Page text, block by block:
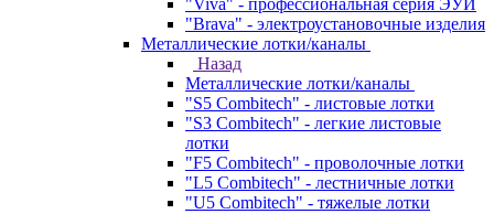
"Viva" - профессиональная серия ЭУИ
"Brava" - электроустановочные изделия
Металлические лотки/каналы
Назад
Металлические лотки/каналы
"S5 Combitech" - листовые лотки
"S3 Combitech" - легкие листовые
лотки
"F5 Combitech" - проволочные лотки
"L5 Combitech" - лестничные лотки
"U5 Combitech" - тяжелые лотки